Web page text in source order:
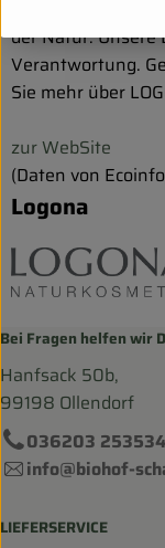
der Natur. Unsere
Verantwortung.
Sie mehr über
zur WebSite
(Daten von
Logona
Bei Fragen helfen wir
Hanfsack 50b,
99198 Ollendorf
036203 253534
info@biohof-
LIEFERSERVICE